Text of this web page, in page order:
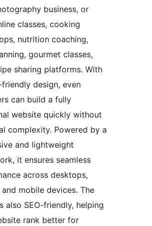
business, or
classes, cooking
nutrition coaching,
gourmet classes,
sharing platforms. With
friendly design, even
can build a fully
website quickly without
complexity. Powered by a
and lightweight
it ensures seamless
across desktops,
mobile devices. The
also SEO-friendly, helping
rank better for